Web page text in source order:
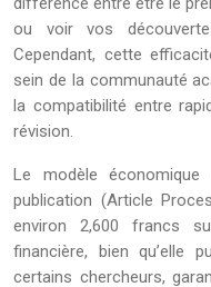
ou voir vos
Cependant, cette
sein de la communauté
la compatibilité entre
révision.
Le modèle
publication (Article
environ 2,600 francs
financière, bien qu’elle
certains chercheurs,